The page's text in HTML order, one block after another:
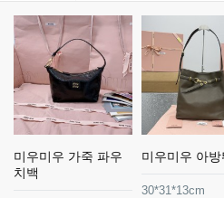
미우미우 가죽 파우
치백
미우미우 아방
30*31*13cm